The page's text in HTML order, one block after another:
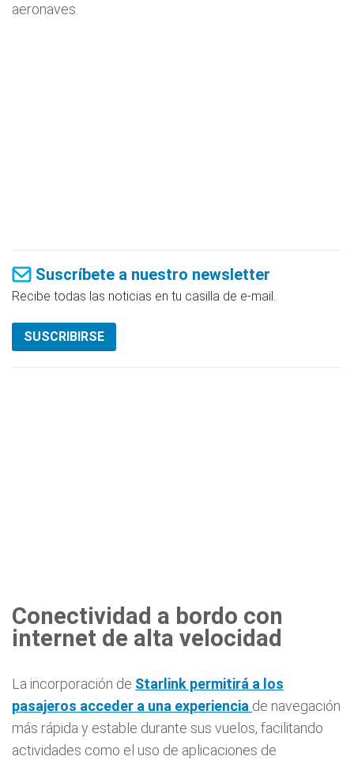
aeronaves.
Suscríbete a nuestro newsletter
Recibe todas las noticias en tu casilla de e-mail.
SUSCRIBIRSE
Conectividad a bordo con
internet de alta velocidad
La incorporación de Starlink permitirá a los
pasajeros acceder a una experiencia de navegación
más rápida y estable durante sus vuelos, facilitando
actividades como el uso de aplicaciones de